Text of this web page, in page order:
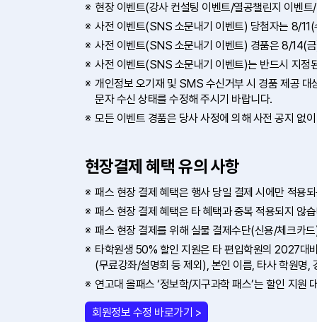
현장 이벤트(강사 컨설팅 이벤트/열공챌린지 이벤
사전 이벤트(SNS 소문내기 이벤트) 당첨자는 8/
사전 이벤트(SNS 소문내기 이벤트) 경품은 8/14(
사전 이벤트(SNS 소문내기 이벤트)는 반드시 지정
개인정보 오기재 및 SMS 수신거부 시 경품 제공 대
문자 수신 상태를 수정해 주시기 바랍니다.
모든 이벤트 경품은 당사 사정에 의해 사전 공지 없
현장결제 혜택 유의 사항
패스 현장 결제 혜택은 행사 당일 결제 시에만 적용
패스 현장 결제 혜택은 타 혜택과 중복 적용되지 않
패스 현장 결제를 위해 실물 결제수단(신용/체크카
타학원생 50% 할인 지원은 타 편입학원의 2027대
(무료강좌/설명회 등 제외), 본인 이름, 타사 학원명,
연고대 올패스 ‘정보학/지구과학 패스’는 할인 지원
회원정보 수정 바로가기 >